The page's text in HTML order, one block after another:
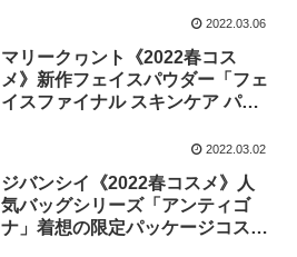
2022.03.06
マリークヮント《2022春コス
メ》新作フェイスパウダー「フェ
イスファイナル スキンケア パウ
2022.03.02
ジバンシイ《2022春コスメ》人
気バッグシリーズ「アンティゴ
ナ」着想の限定パッケージコスメ